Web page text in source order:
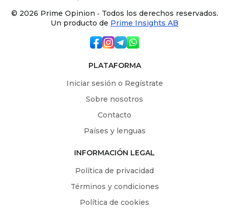
© 2026 Prime Opinion ‐ Todos los derechos reservados.
Un producto de Prime Insights AB
PLATAFORMA
Iniciar sesión o Regístrate
Sobre nosotros
Contacto
Países y lenguas
INFORMACIÓN LEGAL
Política de privacidad
Términos y condiciones
Política de cookies